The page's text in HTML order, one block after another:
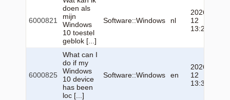
6000821
doen als
mijn
Windows
10 toestel
geblok [...]
Software::Windows nl
2026-02-
12
13:21:59
6000825
What can I
do if my
Windows
10 device
has been
loc [...]
Software::Windows en
2026-02-
12
13:33:22